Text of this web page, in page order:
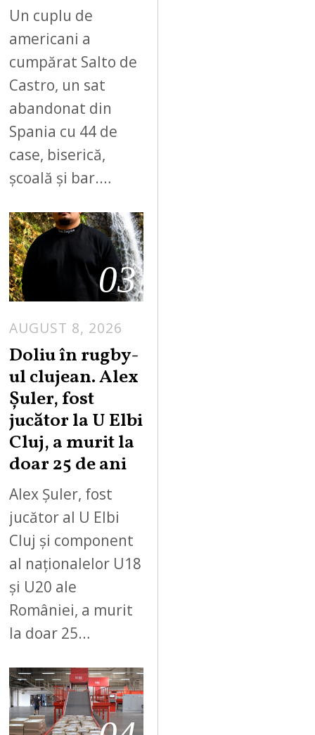
Un cuplu de
americani a
cumpărat Salto de
Castro, un sat
abandonat din
Spania cu 44 de
case, biserică,
școală și bar.…
03
AUGUST 8, 2026
Doliu în rugby-
ul clujean. Alex
Șuler, fost
jucător la U Elbi
Cluj, a murit la
doar 25 de ani
Alex Șuler, fost
jucător al U Elbi
Cluj și component
al naționalelor U18
și U20 ale
României, a murit
la doar 25…